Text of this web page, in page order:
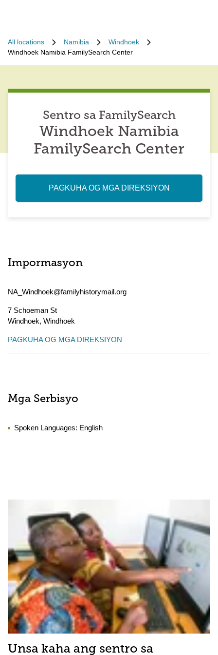
All locations Namibia
Windhoek
Windhoek Namibia FamilySearch Center
Sentro sa FamilySearch
Windhoek Namibia
FamilySearch Center
PAGKUHA OG MGA DIREKSIYON
Impormasyon
NA_Windhoek@familyhistorymail.org
7 Schoeman St
Windhoek, Windhoek
PAGKUHA OG MGA DIREKSIYON
Mga Serbisyo
Spoken Languages: English
Unsa kaha ang sentro sa